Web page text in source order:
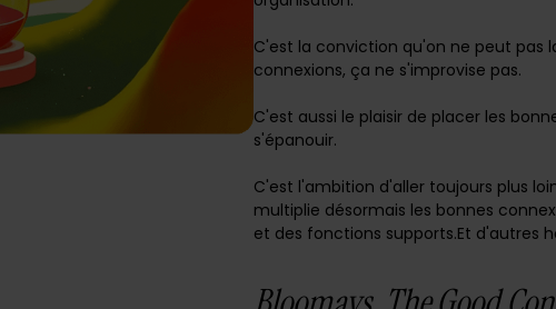
C'est la conviction qu'on ne peut pas
connexions, ça ne s'improvise pas.
C'est aussi le plaisir de placer les
s'épanouir.
C'est l'ambition d'aller toujours plus
multiplie désormais les bonnes
et des fonctions supports.Et d'autres